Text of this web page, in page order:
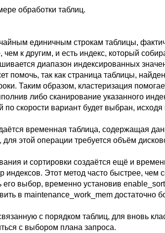
обработки таблиц.
единичным строкам таблицы,
к другим, и есть индекс, который
диапазон индексированных
помочь, так как страница таблицы,
Таким образом, кластеризация
либо сканирование указанного
по скорости вариант будет выбран,
временная таблица, содержащая
этой операции требуется объём
и сортировки создаётся ещё и
Этот метод часто быстрее, чем
выбор, временно установив enable_sort
в maintenance_work_mem достаточно
с порядком таблиц, для вновь
с выбором плана запроса.